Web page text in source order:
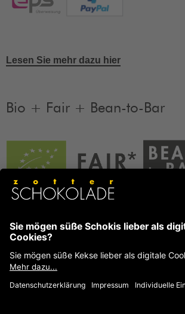
Lesen Sie mehr dazu hier
Bio + Fair + Bean-to-Bar
Informationen
FAQ